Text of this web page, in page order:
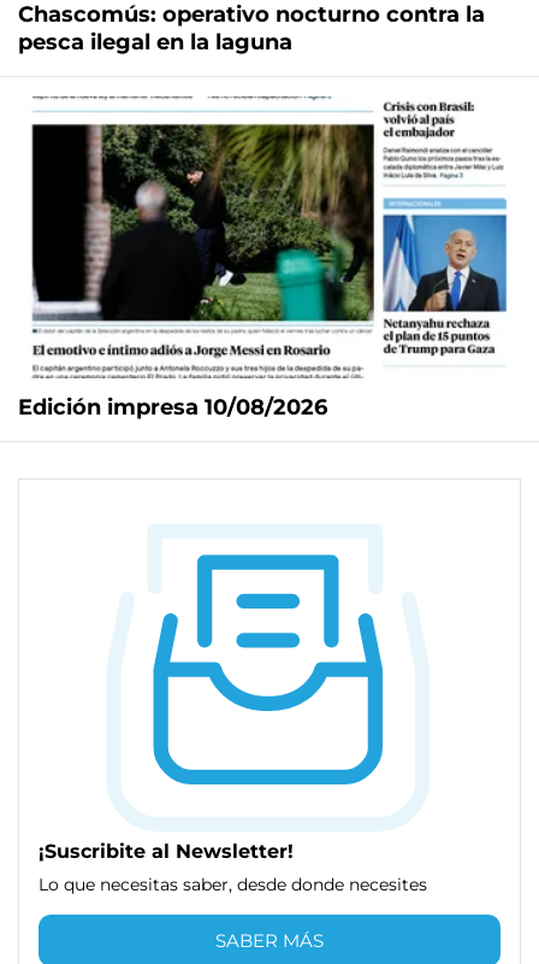
Chascomús: operativo nocturno contra la
pesca ilegal en la laguna
Edición impresa 10/08/2026
¡Suscribite al Newsletter!
Lo que necesitas saber, desde donde necesites
SABER MÁS